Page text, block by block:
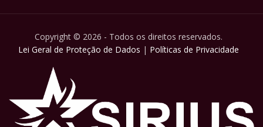
Copyright © 2026 - Todos os direitos reservados.
Lei Geral de Proteção de Dados | Políticas de Privacidade